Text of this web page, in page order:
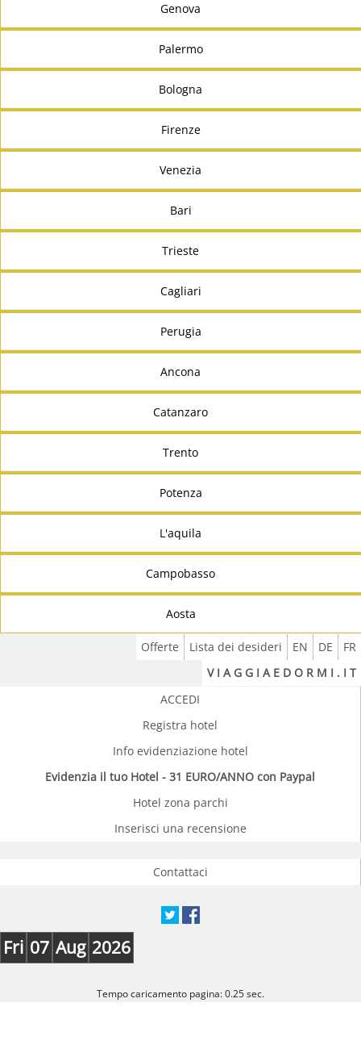
Genova
Palermo
Bologna
Firenze
Venezia
Bari
Trieste
Cagliari
Perugia
Ancona
Catanzaro
Trento
Potenza
L'aquila
Campobasso
Aosta
FR
DE
EN
Lista dei desideri
Offerte
V I A G G I A E D O R M I . I T
ACCEDI
Registra hotel
Info evidenziazione hotel
Evidenzia il tuo Hotel - 31 EURO/ANNO con Paypal
Hotel zona parchi
Inserisci una recensione
Contattaci
Fri 07 Aug 2026
Tempo caricamento pagina: 0.25 sec.